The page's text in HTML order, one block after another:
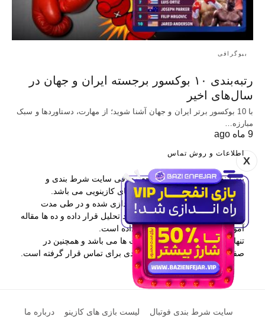
X
بیوگرافی
رتبه‌بندی ۱۰ بوکسور برجسته ایران و جهان در
سال‌های اخیر
با 10 بوکسور برتر ایران و جهان آشنا شوید؛ از مهارت، دستاوردها و سبک
مبارزه…
9 ماه ago
اطلاعات و روش تماس
بت اینفو یکی از برترین مراجع معرفی سایت شرط بندی و
همچنین آموزش پیش بینی و بازی های کازینویی می باشد.
این وب سایت در سال 1397 راه اندازی شده و در طی مدت
فعالیتش بیش از 400 سایت را مورد تحلیل قرار داده و ده ها مقاله
آموزشی در اختیار کاربران قرار داده است.
تنها راه ارتباطی با بت اینفو کامنت ها می باشد و همچنین در
صفحه درباره ما نیز اطلاعات مفیدی برای تماس قرار گرفته است.
سایت شرط بندی فوتبال لیست بازی های کازینو درباره ما